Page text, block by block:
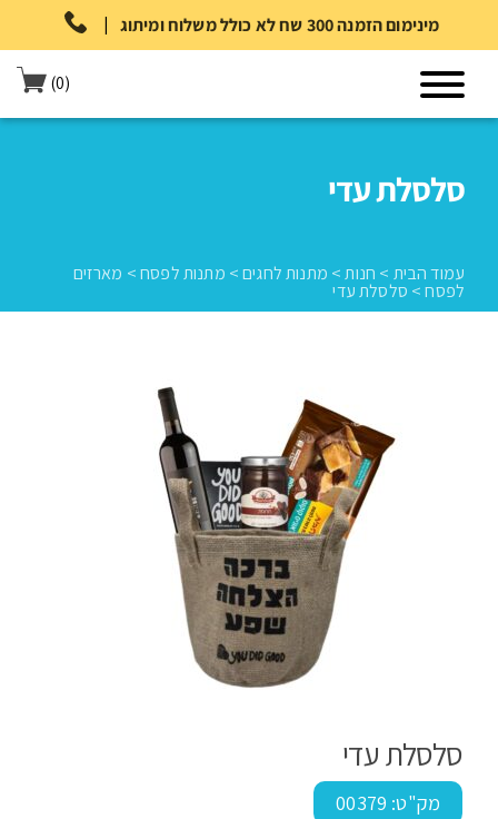
| מינימום הזמנה 300 שח לא כולל משלוח ומיתוג
(0)
סלסלת עדי
עמוד הבית > חנות> מתנות לחגים> מתנות לפסח> מארזים
לפסח> סלסלת עדי
סלסלת עדי
מק"ט: 00379